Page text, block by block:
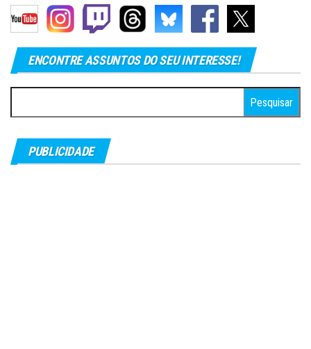
ENCONTRE ASSUNTOS DO SEU INTERESSE!
por:
PUBLICIDADE